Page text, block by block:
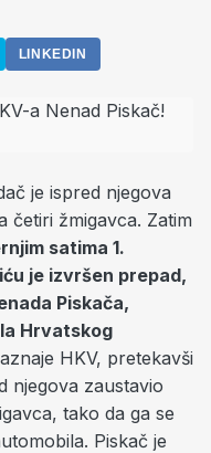
LINKEDIN
je ispred njegova
četiri žmigavca. Zatim
satima 1.
je izvršen prepad,
Piskača,
Hrvatskog
HKV, pretekavši
njegova zaustavio
tako da ga se
Piskač je